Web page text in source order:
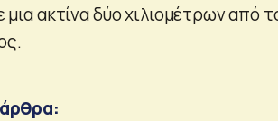
μια ακτίνα δύο χιλιομέτρων από